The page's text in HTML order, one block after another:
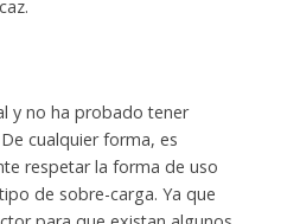
y no ha probado tener
cualquier forma, es
respetar la forma de uso
de sobre-carga. Ya que